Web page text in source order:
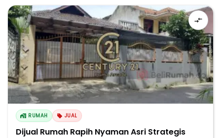
RUMAH JUAL
Dijual Rumah Rapih Nyaman Asri Strategis